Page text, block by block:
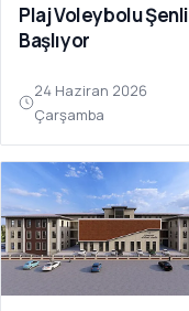
Plaj Voleybolu
Başlıyor
24 Haziran 2026
Çarşamba